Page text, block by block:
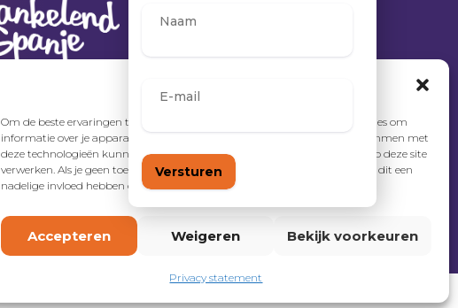
Om de beste ervaringen te bieden, gebruiken wij technologieën zoals cookies om
informatie over je apparaat op te slaan en/of te raadplegen. Door in te stemmen met
deze technologieën kunnen wij gegevens zoals surfgedrag of unieke ID's op deze site
verwerken. Als je geen toestemming geeft of uw toestemming intrekt, kan dit een
nadelige invloed hebben op bepaalde functies en mogelijkheden.
Accepteren Weigeren Bekijk voorkeuren
Privacy statement